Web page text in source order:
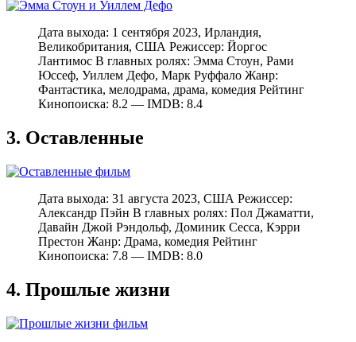
Дата выхода: 1 сентября 2023, Ирландия,
Великобритания, США Режиссер: Йоргос
Лантимос В главных ролях: Эмма Стоун, Рами
Юссеф, Уиллем Дефо, Марк Руффало Жанр:
Фантастика, мелодрама, драма, комедия Рейтинг
Кинопоиска: 8.2 — IMDB: 8.4
3. Оставленные
Дата выхода: 31 августа 2023, США Режиссер:
Александр Пэйн В главных ролях: Пол Джаматти,
Давайн Джой Рэндольф, Доминик Сесса, Кэрри
Престон Жанр: Драма, комедия Рейтинг
Кинопоиска: 7.8 — IMDB: 8.0
4. Прошлые жизни